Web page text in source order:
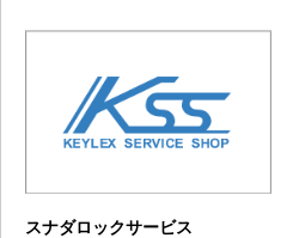
スナダロックサービス